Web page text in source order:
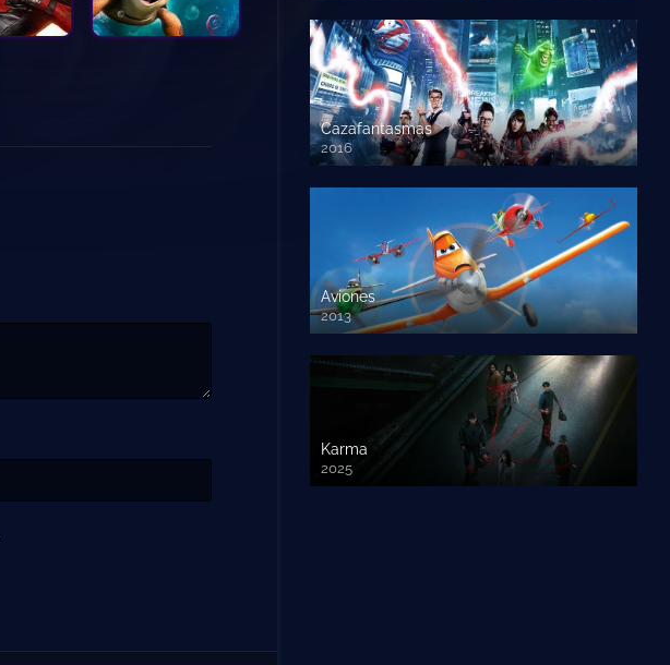
Cazafantasmas
2016
720p HD
Aviones
2013
720 HD
Karma
2025